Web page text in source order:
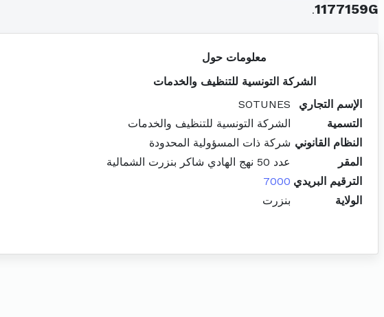
1177159G
.
معلومات حول
الشركة التونسية للتنظيف والخدمات
الإسم التجاري
SOTUNES
التسمية
الشركة التونسية للتنظيف والخدمات
النظام القانوني شركة ذات المسؤولية المحدودة
المقر
عدد 50 نهج الهادي شاكر بنزرت الشمالية
الترقيم البريدي 7000
الولاية
بنزرت